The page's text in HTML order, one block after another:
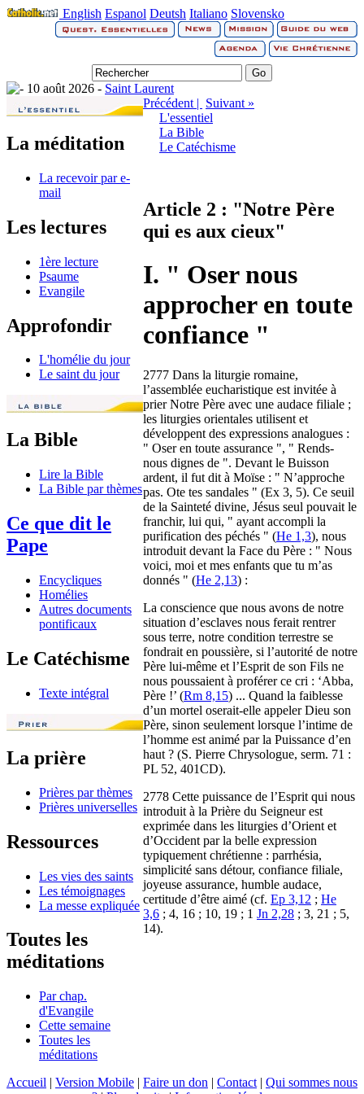
English Espanol Deutsh Italiano Slovensko
10 août 2026 - Saint Laurent
La méditation
La recevoir par e-
mail
Les lectures
1ère lecture
Psaume
Evangile
Approfondir
L'homélie du jour
Le saint du jour
La Bible
Lire la Bible
La Bible par thèmes
Ce que dit le
Pape
Encycliques
Homélies
Autres documents
pontificaux
Le Catéchisme
Texte intégral
La prière
Prières par thèmes
Prières universelles
Ressources
Les vies des saints
Les témoignages
La messe expliquée
Toutes les
méditations
Par chap.
d'Evangile
Cette semaine
Toutes les
méditations
Précédent | Suivant »
L'essentiel
La Bible
Le Catéchisme
Article 2 : "Notre Père
qui es aux cieux"
I. " Oser nous
approcher en toute
confiance "
2777 Dans la liturgie romaine,
l’assemblée eucharistique est invitée à
prier Notre Père avec une audace filiale ;
les liturgies orientales utilisent et
développent des expressions analogues :
" Oser en toute assurance ", " Rends-
nous dignes de ". Devant le Buisson
ardent, il fut dit à Moïse : " N’approche
pas. Ote tes sandales " (Ex 3, 5). Ce seuil
de la Sainteté divine, Jésus seul pouvait le
franchir, lui qui, " ayant accompli la
purification des péchés " (He 1,3), nous
introduit devant la Face du Père : " Nous
voici, moi et mes enfants que tu m’as
donnés " (He 2,13) :
La conscience que nous avons de notre
situation d’esclaves nous ferait rentrer
sous terre, notre condition terrestre se
fondrait en poussière, si l’autorité de notre
Père lui-même et l’Esprit de son Fils ne
nous poussaient à proférer ce cri : ‘Abba,
Père !’ (Rm 8,15) ... Quand la faiblesse
d’un mortel oserait-elle appeler Dieu son
Père, sinon seulement lorsque l’intime de
l’homme est animé par la Puissance d’en
haut ? (S. Pierre Chrysologue, serm. 71 :
PL 52, 401CD).
2778 Cette puissance de l’Esprit qui nous
introduit à la Prière du Seigneur est
exprimée dans les liturgies d’Orient et
d’Occident par la belle expression
typiquement chrétienne : parrhésia,
simplicité sans détour, confiance filiale,
joyeuse assurance, humble audace,
certitude d’être aimé (cf. Ep 3,12 ; He
3,6 ; 4, 16 ; 10, 19 ; 1 Jn 2,28 ; 3, 21 ; 5,
14).
Accueil | Version Mobile | Faire un don | Contact | Qui sommes nous